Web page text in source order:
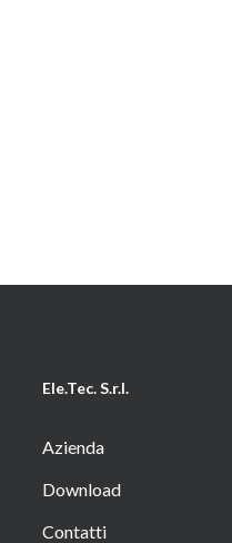
Ele.Tec. S.r.l.
Azienda
Download
Contatti